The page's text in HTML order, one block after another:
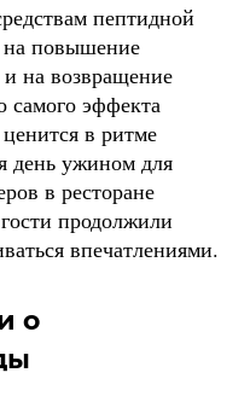
пептидной
повышение
на возвращение
самого эффекта
в ритме
день ужином для
в ресторане
продолжили
впечатлениями.
о